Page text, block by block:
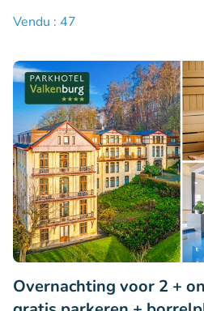
Vendu : 47
Overnachting voor 2 +